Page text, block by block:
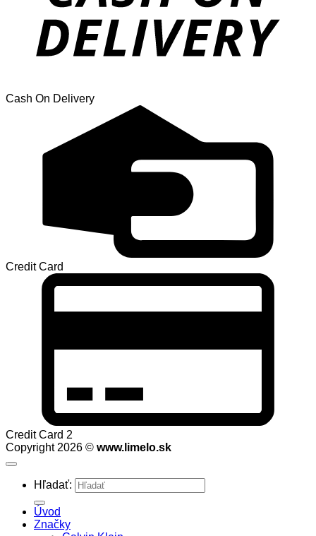
Cash On Delivery
Credit Card
Credit Card 2
Copyright 2026 © www.limelo.sk
Hľadať:
Úvod
Značky